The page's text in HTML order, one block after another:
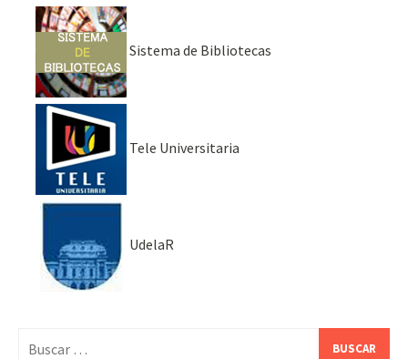
Sistema de Bibliotecas
Tele Universitaria
UdelaR